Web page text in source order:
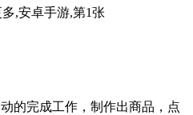
的完成工作，制作出商品，点